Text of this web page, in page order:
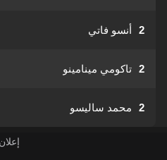
2 أنسو فاتي
2 تاكومي مينامينو
2 محمد ساليسو